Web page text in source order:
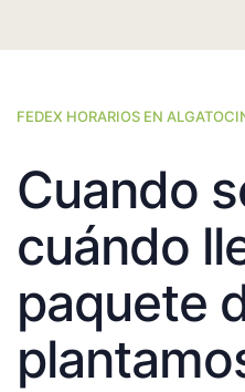
FEDEX HORARIOS EN
Cuando
cuándo
paquete